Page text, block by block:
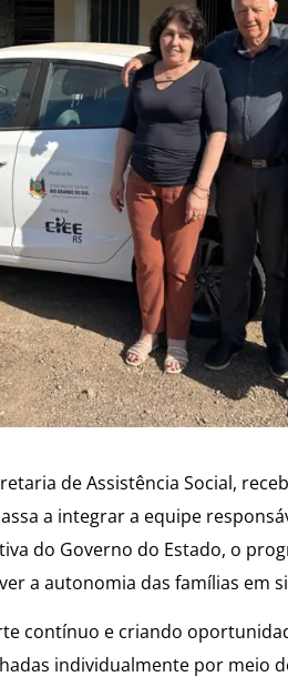
de Assistência Social,
a integrar a equipe
do Governo do Estado, o
a autonomia das famílias em
contínuo e criando
individualmente por meio